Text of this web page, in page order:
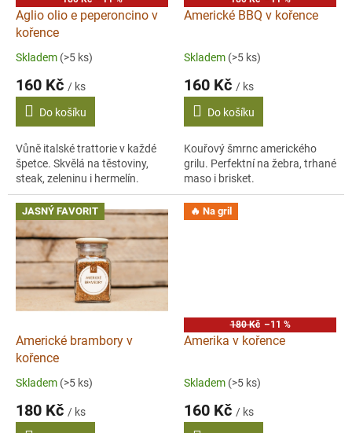
Aglio olio e peperoncino v
kořence
Skladem (>5 ks)
160 Kč / ks
Do košíku
Vůně italské trattorie v každé
špetce. Skvělá na těstoviny,
steak, zeleninu i hermelín.
Americké BBQ v kořence
Skladem (>5 ks)
160 Kč / ks
Do košíku
Kouřový šmrnc amerického
grilu. Perfektní na žebra, trhané
maso i brisket.
JASNÝ FAVORIT
Americké brambory v
kořence
Skladem (>5 ks)
180 Kč / ks
🔥 Na gril
180 Kč –11 %
Amerika v kořence
Skladem (>5 ks)
160 Kč / ks